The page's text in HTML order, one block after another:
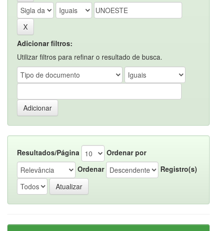
Adicionar filtros:
Utilizar filtros para refinar o resultado de busca.
Resultados/Página
Ordenar por
Ordenar
Registro(s)